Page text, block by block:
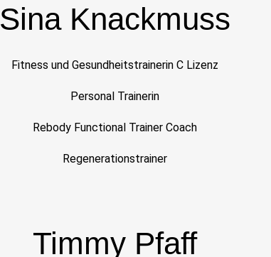
Sina Knackmuss
Fitness und Gesundheitstrainerin C Lizenz
Personal Trainerin
Rebody Functional Trainer Coach
Regenerationstrainer
Timmy Pfaff